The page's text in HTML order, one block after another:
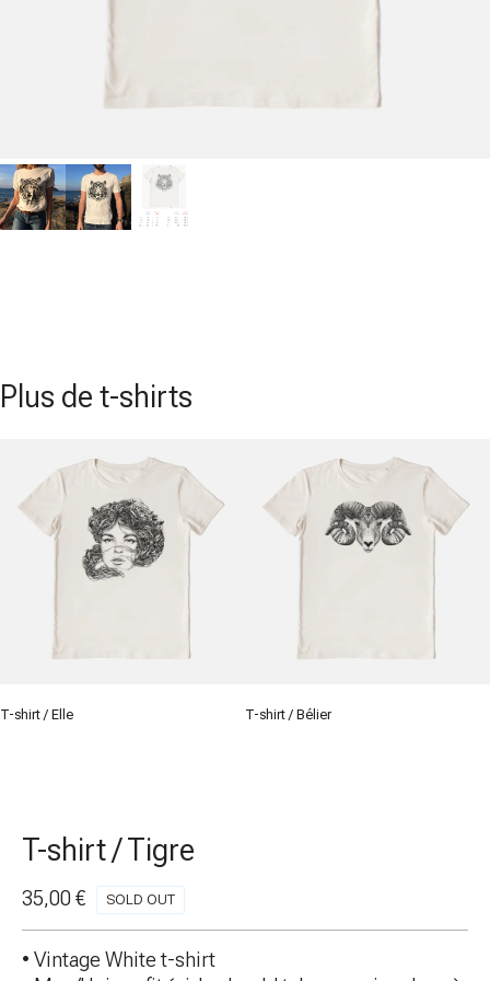
Plus de t-shirts
T-shirt / Elle T-shirt / Bélier
T-shirt / Tigre
35,00 € SOLD OUT
• Vintage White t-shirt